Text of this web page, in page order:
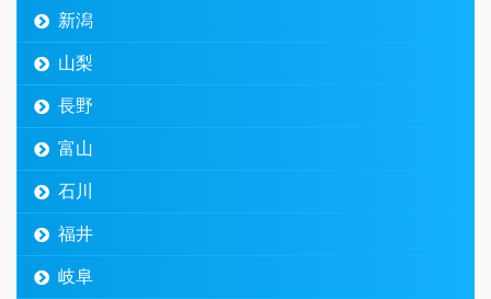
新潟
山梨
長野
富山
石川
福井
岐阜